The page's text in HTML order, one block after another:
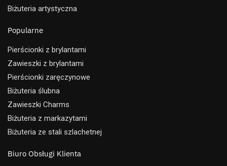
Biżuteria artystyczna
Popularne
Pierścionki z brylantami
Zawieszki z brylantami
Pierścionki zaręczynowe
Biżuteria ślubna
Zawieszki Charms
Biżuteria z markazytami
Biżuteria ze stali szlachetnej
Biuro Obsługi Klienta